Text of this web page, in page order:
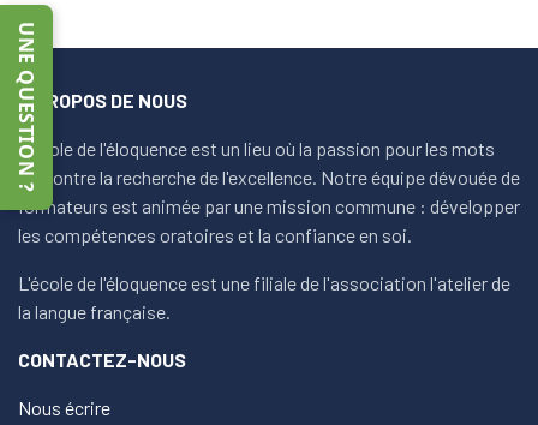
UNE QUESTION ?
À PROPOS DE NOUS
L'école de l'éloquence est un lieu où la passion pour les mots
rencontre la recherche de l'excellence. Notre équipe dévouée de
formateurs est animée par une mission commune : développer
les compétences oratoires et la confiance en soi.
L'école de l'éloquence est une filiale de l'association l'atelier de
la langue française.
CONTACTEZ-NOUS
Nous écrire